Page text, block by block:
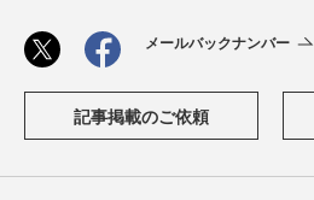
メールバックナンバー
記事掲載のご依頼